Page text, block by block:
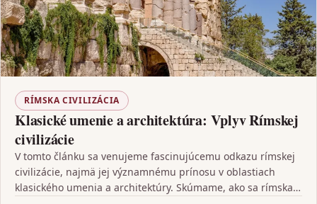
RÍMSKA CIVILIZÁCIA
Klasické umenie a architektúra: Vplyv Rímskej
civilizácie
V tomto článku sa venujeme fascinujúcemu odkazu rímskej
civilizácie, najmä jej významnému prínosu v oblastiach
klasického umenia a architektúry. Skúmame, ako sa rímska